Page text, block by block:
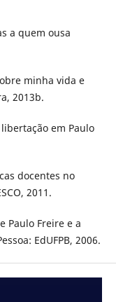
a quem ousa
minha vida e
2013b.
em Paulo
docentes no
2011.
Paulo Freire e a
EdUFPB, 2006.